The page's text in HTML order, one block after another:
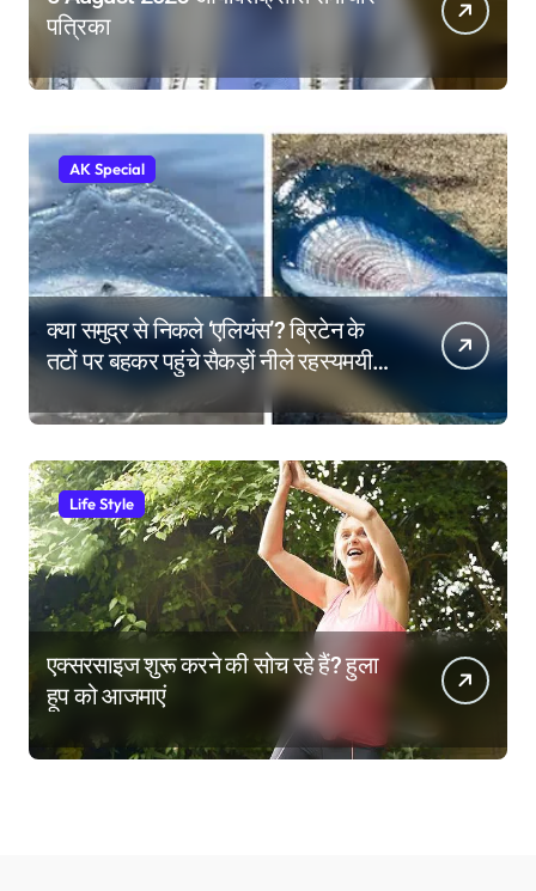
पत्रिका
AK Special
क्या समुद्र से निकले ‘एलियंस’? ब्रिटेन के
तटों पर बहकर पहुंचे सैकड़ों नीले रहस्यमयी
Life Style
एक्सरसाइज शुरू करने की सोच रहे हैं? हुला
हूप को आजमाएं